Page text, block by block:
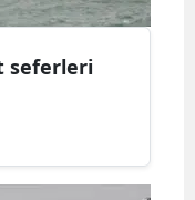
Bursa
Çorum
seferleri